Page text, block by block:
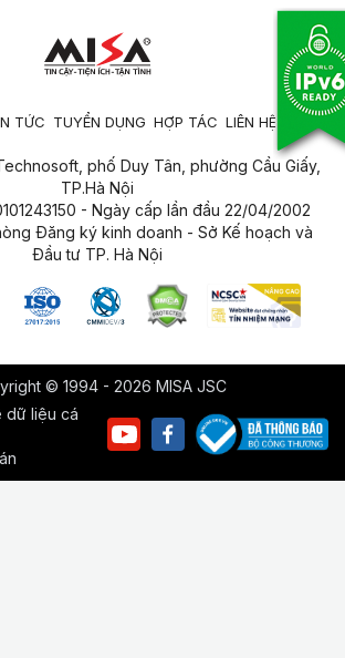
TỨC TUYỂN DỤNG HỢP TÁC LIÊN HỆ
phố Duy Tân, phường Cầu Giấy,
TP.Hà Nội
- Ngày cấp lần đầu 22/04/2002
Đăng ký kinh doanh - Sở Kế hoạch và
Đầu tư TP. Hà Nội
© 1994 - 2026 MISA JSC
dữ liệu cá